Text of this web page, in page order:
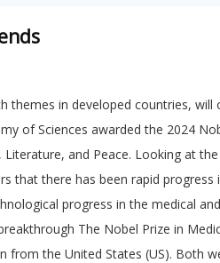
themes in developed countries, will
of Sciences awarded the 2024
and Peace. Looking at
that there has been rapid progress
progress in the medical
The Nobel Prize in
from the United States (US). Both